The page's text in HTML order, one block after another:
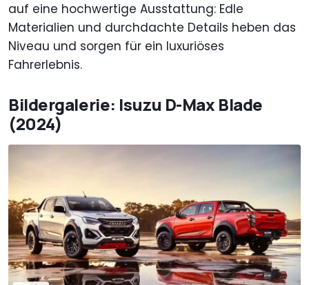
auf eine hochwertige Ausstattung: Edle
Materialien und durchdachte Details heben das
Niveau und sorgen für ein luxuriöses
Fahrerlebnis.
Bildergalerie: Isuzu D-Max Blade
(2024)